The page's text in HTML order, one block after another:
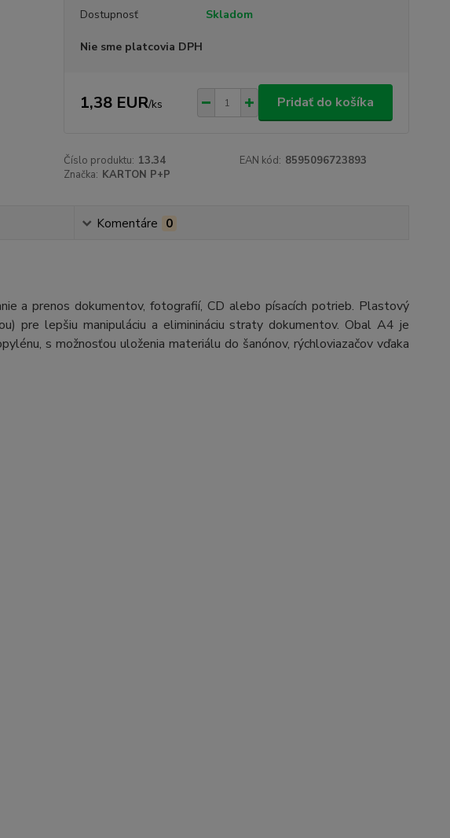
Dostupnosť Skladom
Nie sme platcovia DPH
1,38 EUR/ks Pridať do košíka
Číslo produktu: 13.34 EAN kód: 8595096723893
Značka: KARTON P+P
Komentáre 0
a prenos dokumentov, fotografií, CD alebo písacích potrieb. Plastový
pre lepšiu manipuláciu a eliminináciu straty dokumentov. Obal A4 je
s možnosťou uloženia materiálu do šanónov, rýchloviazačov vďaka